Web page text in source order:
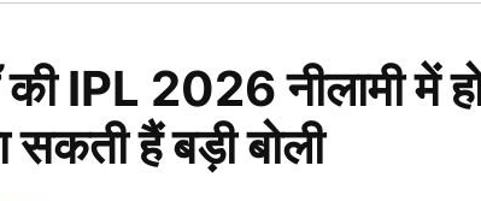
की IPL 2026 नीलामी में
सकती हैं बड़ी बोली